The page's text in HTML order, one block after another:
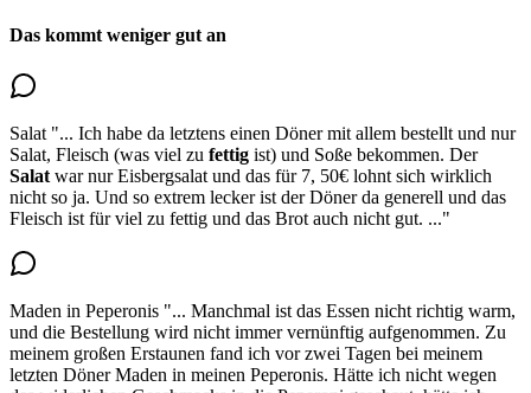
Das kommt weniger gut an
Salat "... Ich habe da letztens einen Döner mit allem bestellt und nur
Salat, Fleisch (was viel zu fettig ist) und Soße bekommen. Der
Salatwar nur Eisbergsalatund das für 7, 50€ lohnt sich wirklich
nicht so ja. Und so extrem lecker ist der Döner da generell und das
Fleisch ist für viel zu fettig und das Brot auch nicht gut. ..."
Maden in Peperonis "... Manchmal ist das Essen nicht richtig warm,
und die Bestellung wird nicht immer vernünftig aufgenommen. Zu
meinem großen Erstaunen fand ich vor zwei Tagen bei meinem
letzten Döner Maden in meinen Peperonis. Hätte ich nicht wegen